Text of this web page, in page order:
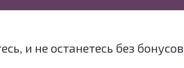
и не останетесь без бонусов